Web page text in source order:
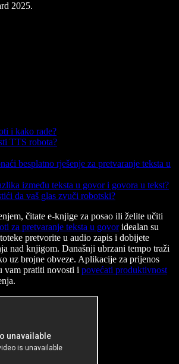
2025.
i kako rade?
TTS robota?
besplatno rješenje za pretvaranje teksta u
između teksta u govor i govora u tekst?
da vaš glas zvuči robotski?
čitate e-knjige za posao ili želite učiti
za pretvaranje teksta u govoridealan su
pretvorite u audio zapis i dobijete
nad knjigom. Današnji ubrzani tempo traži
uz brojne obveze. Aplikacije za prijenos
vam pratiti novosti i povećati produktivnost